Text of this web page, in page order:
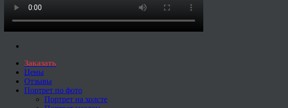
Заказать
Цены
Отзывы
Портрет по фото
Портрет на холсте